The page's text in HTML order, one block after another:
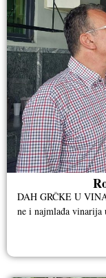
DAH GRČKE U
ne i najmlađa vinarija